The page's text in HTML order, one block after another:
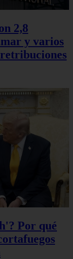
2,8
y varios
Por qué